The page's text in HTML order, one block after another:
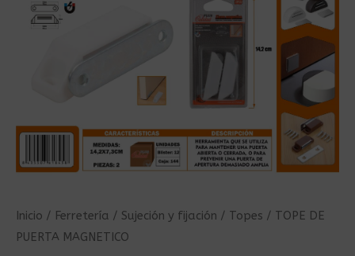
Inicio / Ferretería / Sujeción y fijación / Topes / TOPE DE
PUERTA MAGNETICO